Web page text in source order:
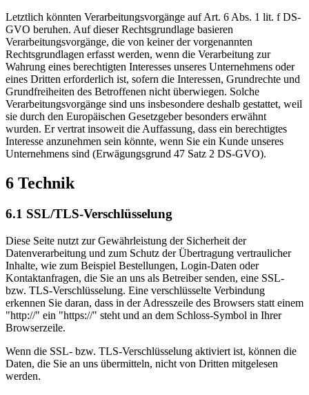
Letztlich könnten Verarbeitungsvorgänge auf Art. 6 Abs. 1 lit. f DS-
GVO beruhen. Auf dieser Rechtsgrundlage basieren
Verarbeitungsvorgänge, die von keiner der vorgenannten
Rechtsgrundlagen erfasst werden, wenn die Verarbeitung zur
Wahrung eines berechtigten Interesses unseres Unternehmens oder
eines Dritten erforderlich ist, sofern die Interessen, Grundrechte und
Grundfreiheiten des Betroffenen nicht überwiegen. Solche
Verarbeitungsvorgänge sind uns insbesondere deshalb gestattet, weil
sie durch den Europäischen Gesetzgeber besonders erwähnt
wurden. Er vertrat insoweit die Auffassung, dass ein berechtigtes
Interesse anzunehmen sein könnte, wenn Sie ein Kunde unseres
Unternehmens sind (Erwägungsgrund 47 Satz 2 DS-GVO).
6 Technik
6.1 SSL/TLS-Verschlüsselung
Diese Seite nutzt zur Gewährleistung der Sicherheit der
Datenverarbeitung und zum Schutz der Übertragung vertraulicher
Inhalte, wie zum Beispiel Bestellungen, Login-Daten oder
Kontaktanfragen, die Sie an uns als Betreiber senden, eine SSL-
bzw. TLS-Verschlüsselung. Eine verschlüsselte Verbindung
erkennen Sie daran, dass in der Adresszeile des Browsers statt einem
"http://" ein "https://" steht und an dem Schloss-Symbol in Ihrer
Browserzeile.
Wenn die SSL- bzw. TLS-Verschlüsselung aktiviert ist, können die
Daten, die Sie an uns übermitteln, nicht von Dritten mitgelesen
werden.